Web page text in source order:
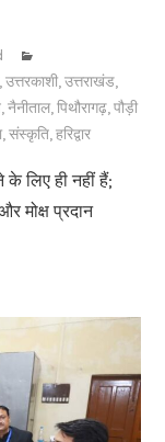
उत्तरकाशी,उत्तराखंड,
,नैनीताल,पिथौरागढ़,पौड़ी
,संस्कृति,हरिद्वार
लिए ही नहीं हैं;
मोक्ष प्रदान